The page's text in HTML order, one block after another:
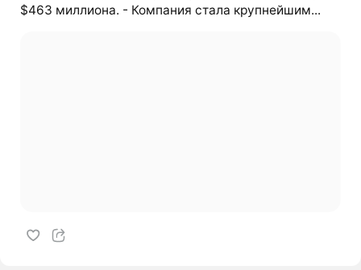
$463 миллиона. - Компания стала крупнейшим...